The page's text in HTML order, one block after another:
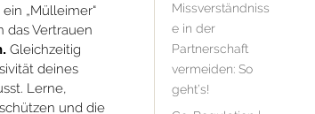
„Mülleimer“
Vertrauen
Gleichzeitig
deines
Lerne,
und die
Missverständniss
e in der
Partnerschaft
vermeiden: So
geht’s!